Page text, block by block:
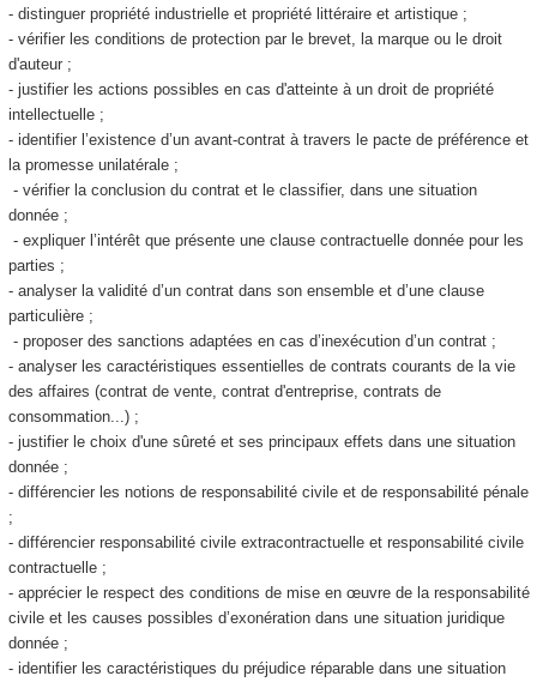
- distinguer propriété industrielle et propriété littéraire et artistique ;
- vérifier les conditions de protection par le brevet, la marque ou le droit
d'auteur ;
- justifier les actions possibles en cas d'atteinte à un droit de propriété
intellectuelle ;
- identifier l’existence d’un avant-contrat à travers le pacte de préférence et
la promesse unilatérale ;
- vérifier la conclusion du contrat et le classifier, dans une situation
donnée ;
- expliquer l’intérêt que présente une clause contractuelle donnée pour les
parties ;
- analyser la validité d’un contrat dans son ensemble et d’une clause
particulière ;
- proposer des sanctions adaptées en cas d’inexécution d’un contrat ;
- analyser les caractéristiques essentielles de contrats courants de la vie
des affaires (contrat de vente, contrat d'entreprise, contrats de
consommation...) ;
- justifier le choix d'une sûreté et ses principaux effets dans une situation
donnée ;
- différencier les notions de responsabilité civile et de responsabilité pénale
;
- différencier responsabilité civile extracontractuelle et responsabilité civile
contractuelle ;
- apprécier le respect des conditions de mise en œuvre de la responsabilité
civile et les causes possibles d’exonération dans une situation juridique
donnée ;
- identifier les caractéristiques du préjudice réparable dans une situation